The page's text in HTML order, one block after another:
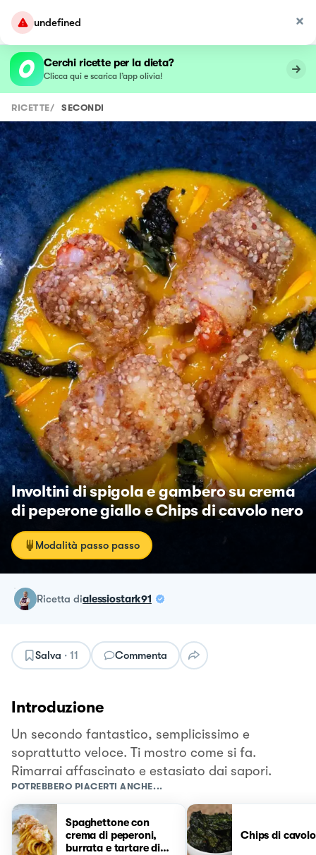
undefined
Cerchi ricette per la dieta?
Clicca qui e scarica l’app olivia!
RICETTE/ SECONDI
Involtini di spigola e gambero su crema
di peperone giallo e Chips di cavolo nero
Modalità passo passo
ricetta dialessiostark91
Salva · 11 Commenta
Introduzione
Un secondo fantastico, semplicissimo e
soprattutto veloce. Ti mostro come si fa.
Rimarrai affascinato e estasiato dai sapori.
POTREBBERO PIACERTI ANCHE...
Spaghettone con
crema di peperoni,
burrata e tartare di
Chips di